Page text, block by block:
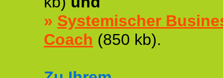
» Systemischer
Coach (850 kb).